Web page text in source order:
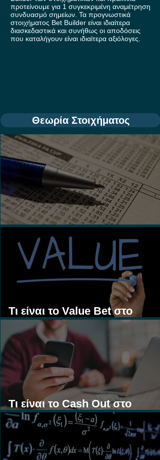
προτείνουμε για 1 συγκεκριμένη αναμέτρηση
συνδυασμό σημείων. Τα προγνωστικά
στοιχήματος Bet Builder είναι ιδιαίτερα
διασκεδαστικά και συνήθως οι αποδόσεις
που καταλήγουν είναι ιδιαίτερα αξιόλογες.
Θεωρία Στοιχήματος
Τι είναι τα Ασιατικά Χάντικαπ;
Τι είναι το Value Bet στο
Στοίχημα;
Τι είναι το Cash Out στο
Στοίχημα;